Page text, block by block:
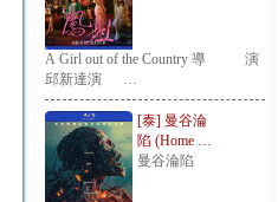
A Girl out of the Country 導 演：
邱新達演 …
[泰] 曼谷淪
陷 (Home …
曼谷淪陷